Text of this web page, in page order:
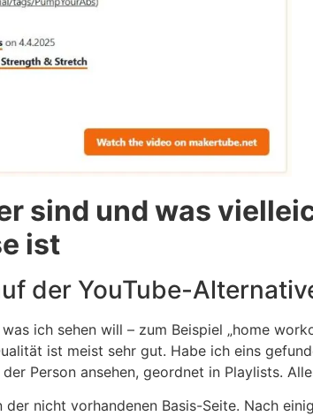
sind und was
ist
der YouTube-
ich sehen will – zum Beispiel „home
ist meist sehr gut. Habe ich eins
Person ansehen, geordnet in Playlists.
nicht vorhandenen Basis-Seite. Nach